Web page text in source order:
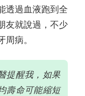
透過血液跑到全
友就說過，不少
病。
提醒我，如果
壽命可能縮短